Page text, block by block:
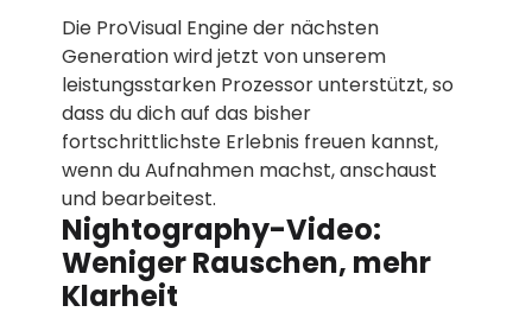
Die ProVisual Engine der nächsten
Generation wird jetzt von unserem
leistungsstarken Prozessor unterstützt, so
dass du dich auf das bisher
fortschrittlichste Erlebnis freuen kannst,
wenn du Aufnahmen machst, anschaust
und bearbeitest.
Nightography-Video:
Weniger Rauschen, mehr
Klarheit